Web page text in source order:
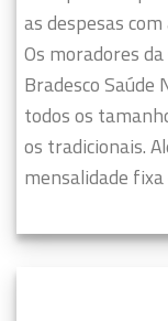
as despesas
Os moradores
Bradesco Saúde
todos os
os tradicionais.
mensalidade